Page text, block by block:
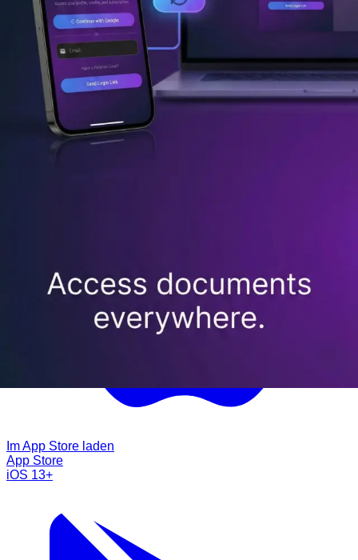
Laden Sie die offizielle Remove Handwriting App herunter,
eine kostenlos nutzbare App zum Entfernen von Handschrift
aus Fotos, Bildern und PDFs mit KI. Sehen Sie Anzeigen in
der App, verdienen Sie Credits und nutzen Sie den Dienst
weiter kostenlos.
Im App Store laden
App Store
iOS 13+